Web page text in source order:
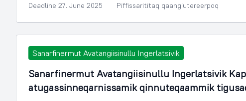
Deadline 27. June 2025 Piffissarititaq qaangiutereerpoq
Sanarfinermut Avatangiisinullu Ingerlatsivik
Sanarfinermut Avatangiisinullu Ingerlatsivik
atugassinneqarnissamik qinnuteqaammik